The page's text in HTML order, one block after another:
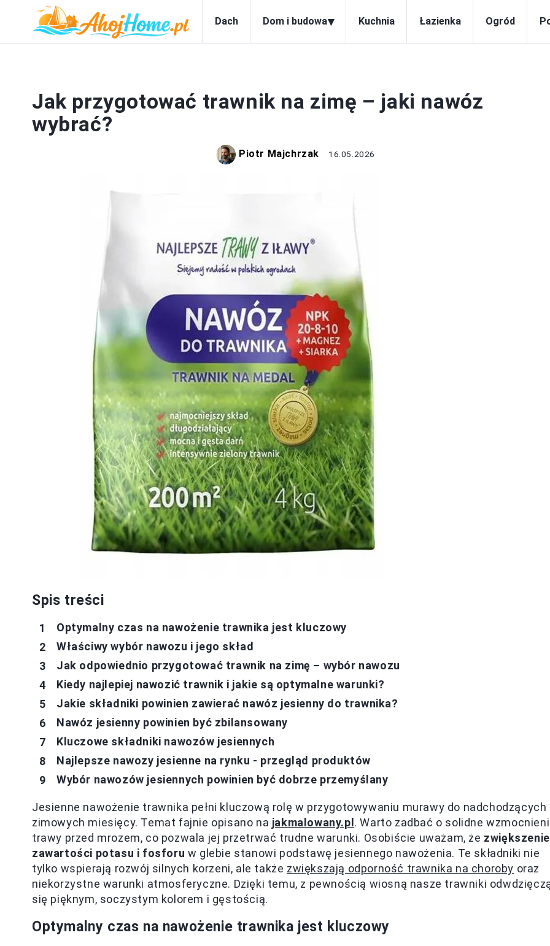
Dach Dom i budowa▾ Kuchnia Łazienka Ogród
Jak przygotować trawnik na zimę – jaki nawóz
wybrać?
Piotr Majchrzak 16.05.2026
Spis treści
Optymalny czas na nawożenie trawnika jest kluczowy
Właściwy wybór nawozu i jego skład
Jak odpowiednio przygotować trawnik na zimę – wybór nawozu
Kiedy najlepiej nawozić trawnik i jakie są optymalne warunki?
Jakie składniki powinien zawierać nawóz jesienny do trawnika?
Nawóz jesienny powinien być zbilansowany
Kluczowe składniki nawozów jesiennych
Najlepsze nawozy jesienne na rynku - przegląd produktów
Wybór nawozów jesiennych powinien być dobrze przemyślany
Jesienne nawożenie trawnika pełni kluczową rolę w przygotowywaniu murawy do nadchodzących
zimowych miesięcy. Temat fajnie opisano na jakmalowany.pl . Warto zadbać o solidne
trawy przed mrozem, co pozwala jej przetrwać trudne warunki. Osobiście uważam, że zwiększenie
zawartości potasu i fosforu w glebie stanowi podstawę jesiennego nawożenia. Te składniki nie
tylko wspierają rozwój silnych korzeni, ale także zwiększają odporność trawnika na choroby oraz
niekorzystne warunki atmosferyczne. Dzięki temu, z pewnością wiosną nasze trawniki
się pięknym, soczystym kolorem i gęstością.
Optymalny czas na nawożenie trawnika jest kluczowy